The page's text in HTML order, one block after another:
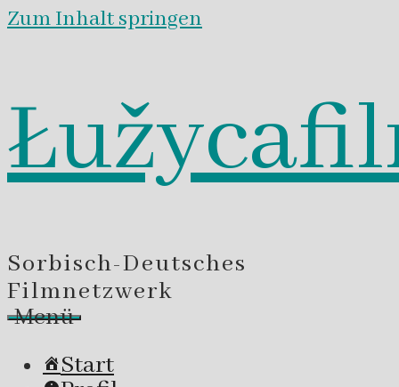
Zum Inhalt springen
Sorbisch-Deutsches
Filmnetzwerk
Menü
Start